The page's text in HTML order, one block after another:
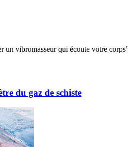
un vibromasseur qui écoute votre
du gaz de schiste